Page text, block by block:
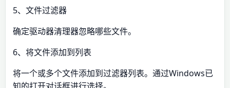
5、文件过滤器
确定驱动器清理器忽略哪些文件。
6、将文件添加到列表
将一个或多个文件添加到过滤器列表。通过Windows已